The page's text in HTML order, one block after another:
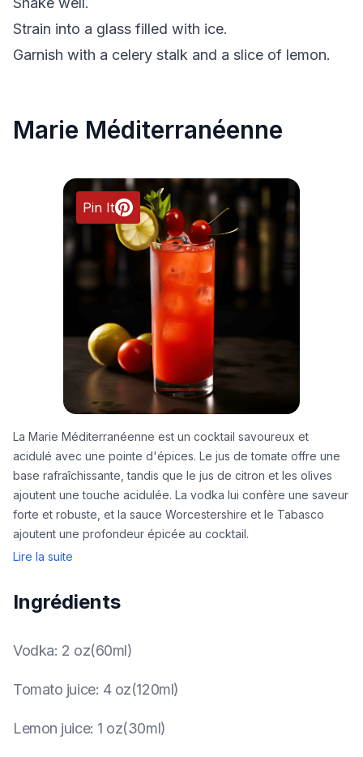
Strain into a glass filled with ice.
Garnish with a celery stalk and a slice of lemon.
Marie Méditerranéenne
Pin It
La Marie Méditerranéenne est un cocktail savoureux et
acidulé avec une pointe d'épices. Le jus de tomate offre une
base rafraîchissante, tandis que le jus de citron et les olives
ajoutent une touche acidulée. La vodka lui confère une saveur
forte et robuste, et la sauce Worcestershire et le Tabasco
ajoutent une profondeur épicée au cocktail.
Lire la suite
Ingrédients
Vodka: 2 oz(60ml)
Tomato juice: 4 oz(120ml)
Lemon juice: 1 oz(30ml)